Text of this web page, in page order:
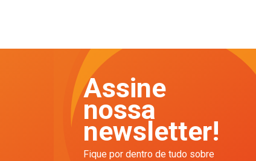
Assine
nossa
newsletter!
Fique por dentro de tudo sobre